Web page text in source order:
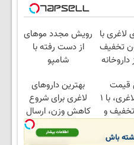
لاغری با
تخفیف
داروخانه
رویش مجدد موهای
از دست رفته با
شامپو
امشب
قیمت
داروهای لاغری، با ۱
و
بهترین داروهای
لاغری برای شروع
کاهش وزن، ارسال
از داروخانه های
نزدیکت!